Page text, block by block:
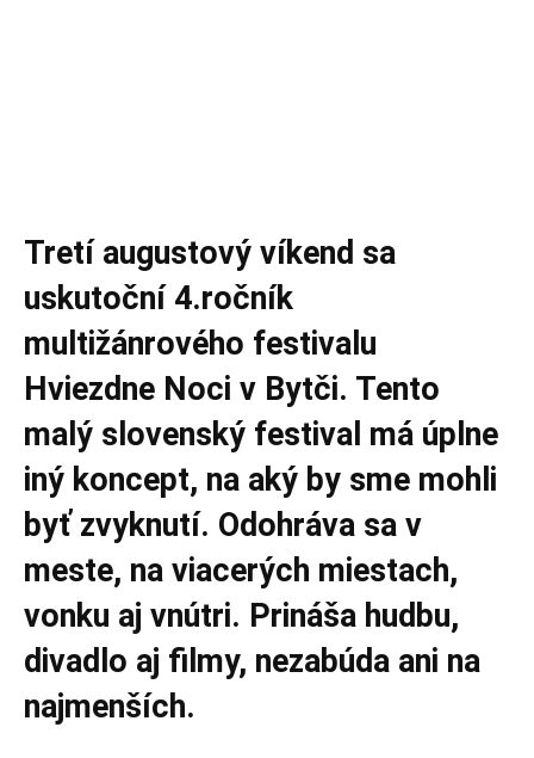
Tretí augustový víkend sa
uskutoční 4.ročník
multižánrového festivalu
Hviezdne Noci v Bytči. Tento
malý slovenský festival má úplne
iný koncept, na aký by sme mohli
byť zvyknutí. Odohráva sa v
meste, na viacerých miestach,
vonku aj vnútri. Prináša hudbu,
divadlo aj filmy, nezabúda ani na
najmenších.